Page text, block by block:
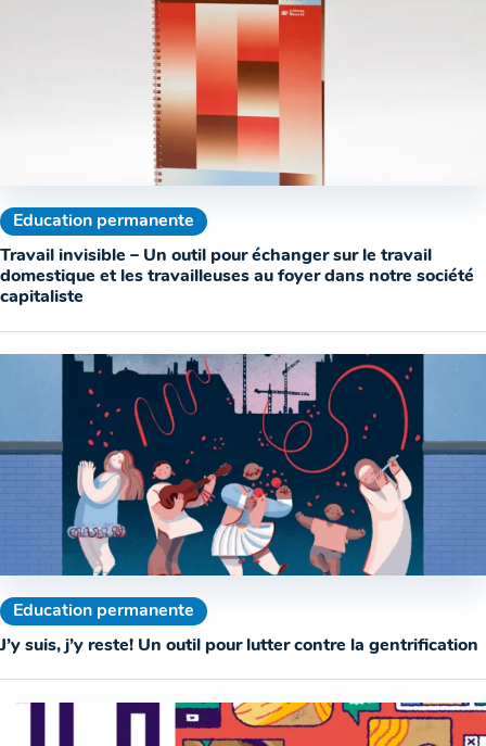
Education permanente
Travail invisible – Un outil pour échanger sur le travail
domestique et les travailleuses au foyer dans notre société
capitaliste
Education permanente
J’y suis, j’y reste! Un outil pour lutter contre la gentrification